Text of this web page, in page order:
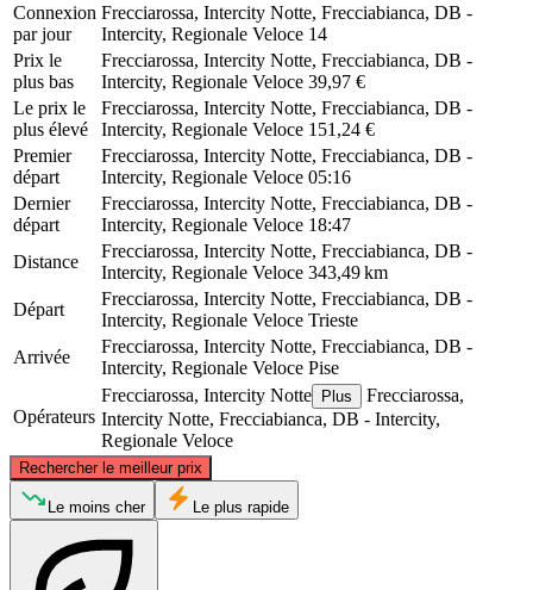
Connexion
par jour
Frecciarossa, Intercity Notte, Frecciabianca, DB -
Intercity, Regionale Veloce 14
Prix ​​le
plus bas
Frecciarossa, Intercity Notte, Frecciabianca, DB -
Intercity, Regionale Veloce 39,97 €
Le prix le
plus élevé
Frecciarossa, Intercity Notte, Frecciabianca, DB -
Intercity, Regionale Veloce 151,24 €
Premier
départ
Frecciarossa, Intercity Notte, Frecciabianca, DB -
Intercity, Regionale Veloce 05:16
Dernier
départ
Frecciarossa, Intercity Notte, Frecciabianca, DB -
Intercity, Regionale Veloce 18:47
Distance
Frecciarossa, Intercity Notte, Frecciabianca, DB -
Intercity, Regionale Veloce 343,49 km
Départ
Frecciarossa, Intercity Notte, Frecciabianca, DB -
Intercity, Regionale Veloce Trieste
Arrivée
Frecciarossa, Intercity Notte, Frecciabianca, DB -
Intercity, Regionale Veloce Pise
Opérateurs
Frecciarossa, Intercity Notte Plus
Frecciarossa,
Intercity Notte, Frecciabianca, DB - Intercity,
Regionale Veloce
Rechercher le meilleur prix
Le moins cher Le plus rapide